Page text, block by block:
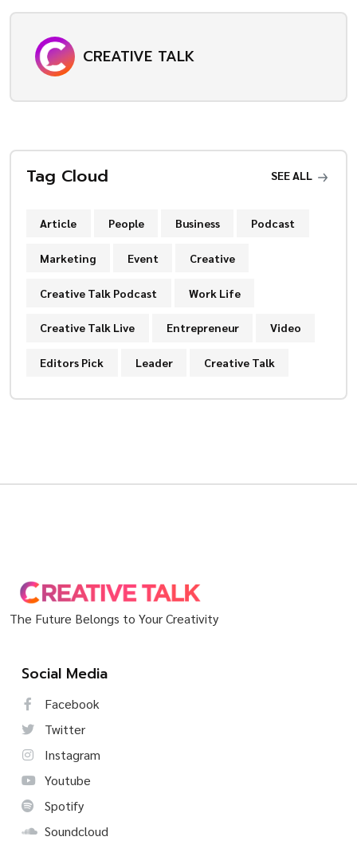
CREATIVE TALK
Tag Cloud SEE ALL
Article People Business Podcast
Marketing Event Creative
Creative Talk Podcast Work Life
Creative Talk Live Entrepreneur Video
Editors Pick Leader Creative Talk
The Future Belongs to Your Creativity
Social Media
Facebook
Twitter
Instagram
Youtube
Spotify
Soundcloud